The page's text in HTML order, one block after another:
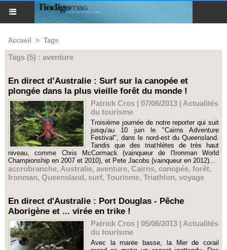
Accueil > Tags
Tags (5) : aventure
En direct d’Australie : Surf sur la canopée et
plongée dans la plus vieille forêt du monde !
Patrick Cros | 07/06/2013 | Actualités
du tourisme
Troisième journée de notre reporter qui suit
jusqu'au 10 juin le "Cairns Adventure
Festival", dans le nord-est du Queensland.
Tandis que des triathlètes de très haut
niveau, comme Chris McCormack (vainqueur de l'Ironman World
Championship en 2007 et 2010), et Pete Jacobs (vainqueur en 2012)...
accrobranche, Australie, aventure, Cairns, canopée, forêt,
Ironman, Queensland, surf, Tourisme, Triathlon, voyage
En direct d'Australie : Port Douglas - Pêche
Aborigène et ... virée en trike !
Patrick Cros | 05/06/2013 | Actualités
du tourisme
Avec la marée basse, la Mer de corail